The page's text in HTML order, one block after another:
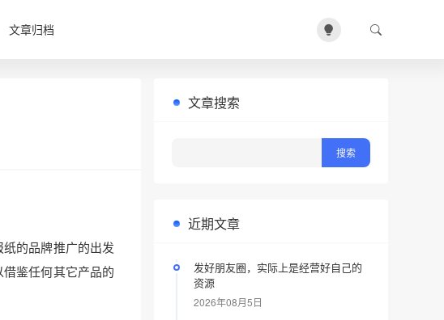
文章归档
的品牌推广的出发
鉴任何其它产品的
文章搜索
近期文章
发好朋友圈，实际上是经营好自己的
资源
2026年08月5日